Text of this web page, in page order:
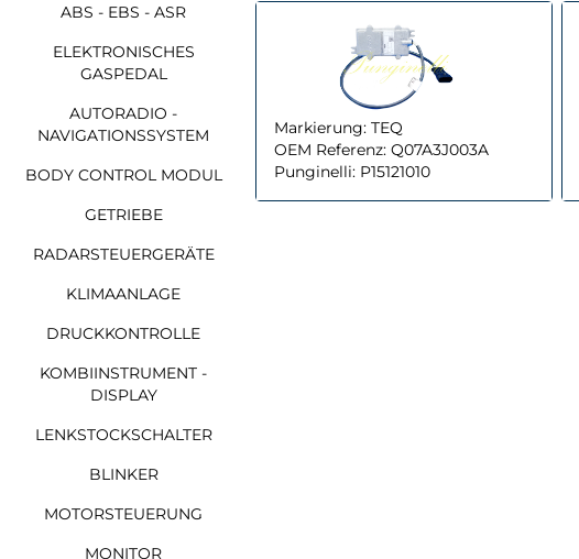
ABS - EBS - ASR
ELEKTRONISCHES
GASPEDAL
AUTORADIO -
NAVIGATIONSSYSTEM
BODY CONTROL MODUL
GETRIEBE
RADARSTEUERGERÄTE
KLIMAANLAGE
DRUCKKONTROLLE
KOMBIINSTRUMENT -
DISPLAY
LENKSTOCKSCHALTER
BLINKER
MOTORSTEUERUNG
MONITOR
Markierung: TEQ
OEM Referenz: Q07A3J003A
Punginelli: P15121010